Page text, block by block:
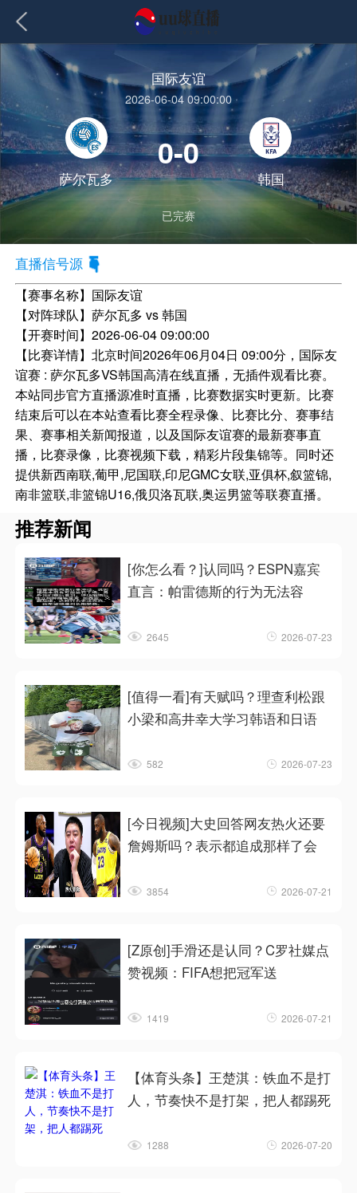
国际友谊
2026-06-04 09:00:00
萨尔瓦多
0-0
韩国
已完赛
直播信号源
【赛事名称】 国际友谊
【对阵球队】萨尔瓦多 vs 韩国
【开赛时间】2026-06-04 09:00:00
【比赛详情】北京时间2026年06月04日 09:00分，国际友
谊赛 : 萨尔瓦多VS韩国高清在线直播，无插件观看比赛。
本站同步官方直播源准时直播，比赛数据实时更新。比赛
结束后可以在本站查看比赛全程录像、比赛比分、赛事结
果、赛事相关新闻报道，以及国际友谊赛的最新赛事直
播，比赛录像，比赛视频下载，精彩片段集锦等。同时还
提供新西南联,葡甲,尼国联,印尼GMC女联,亚俱杯,叙篮锦,
南非篮联,非篮锦U16,俄贝洛瓦联,奥运男篮等联赛直播。
推荐新闻
[你怎么看？]认同吗？ESPN嘉宾
直言：帕雷德斯的行为无法容
2645 2026-07-23
[值得一看]有天赋吗？理查利松跟
小梁和高井幸大学习韩语和日语
582 2026-07-23
[今日视频]大史回答网友热火还要
詹姆斯吗？表示都追成那样了会
3854 2026-07-21
[Z原创]手滑还是认同？C罗社媒点
赞视频：FIFA想把冠军送
1419 2026-07-21
【体育头条】王楚淇：铁血不是打
人，节奏快不是打架，把人都踢死
1288 2026-07-20